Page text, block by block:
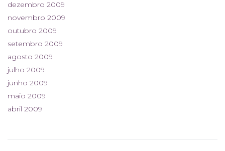
dezembro 2009
novembro 2009
outubro 2009
setembro 2009
agosto 2009
julho 2009
junho 2009
maio 2009
abril 2009